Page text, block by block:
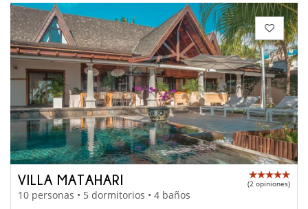
VILLA MATAHARI (2 opiniones)
10 personas • 5 dormitorios • 4 baños